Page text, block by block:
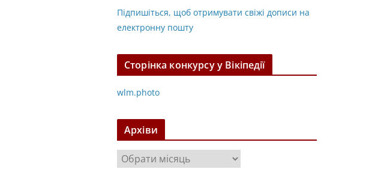
Підпишіться, щоб отримувати свіжі дописи на
електронну пошту
Сторінка конкурсу у Вікіпедії
wlm.photo
Архіви
р